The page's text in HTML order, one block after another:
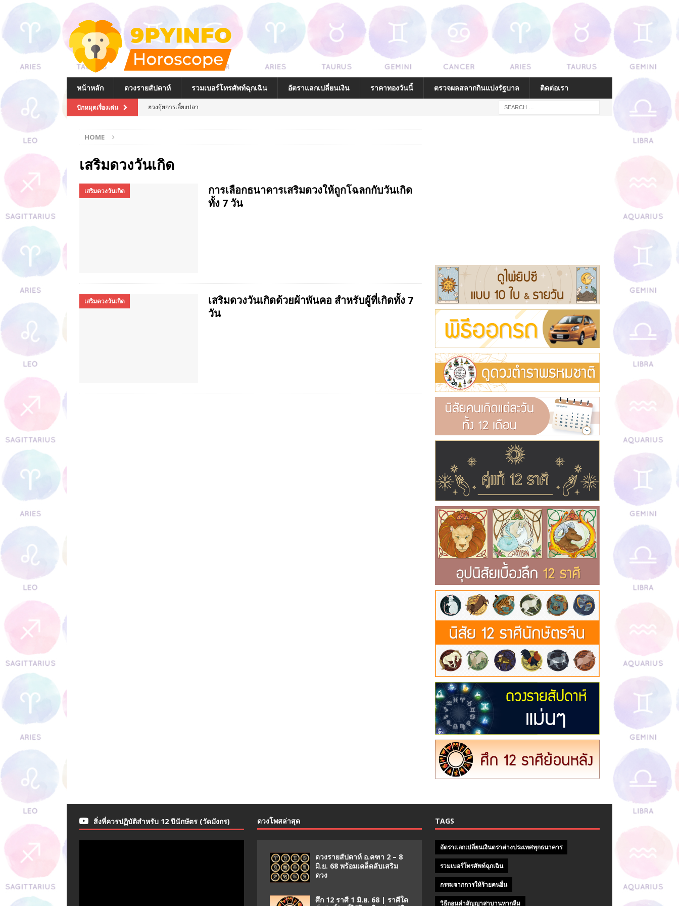
หน้าหลัก ดวงรายสัปดาห์ รวมเบอร์โทรศัพท์ฉุกเฉิน อัตราแลกเปลี่ยนเงิน ราคาทองวันนี้ ตรวจผลสลากกินแบ่งรัฐบาล ติดต่อเรา
ปักหมุดเรื่องเด่น
ฮวงจุ้ยการเลี้ยงปลา
วิธีไหว้พระพิฆเนศที่ถูกต้อง
การเลือกกระเป๋าสตางค์ให้ถูกโฉลกกับตัวคุณ
HOME
เสริมดวงวันเกิด
เสริมดวงวันเกิด
การเลือกธนาคารเสริมดวงให้ถูกโฉลกกับวันเกิด
ทั้ง 7 วัน
เสริมดวงวันเกิด
เสริมดวงวันเกิดด้วยผ้าพันคอ สำหรับผู้ที่เกิดทั้ง 7
วัน
สิ่งที่ควรปฏิบัติสำหรับ 12 ปีนักษัตร (วัดมังกร) ดวงโพสล่าสุด
ดวงรายสัปดาห์ อ.คฑา 2 – 8
มิ.ย. 68 พร้อมเคล็ดลับเสริม
ดวง
ศึก 12 ราศี 1 มิ.ย. 68 | ราศีใด
TAGS
อัตราแลกเปลี่ยนเงินตราต่างประเทศทุกธนาคาร
รวมเบอร์โทรศัพท์ฉุกเฉิน
กรรมจากการให้ร้ายคนอื่น
วิธีถอนคําสัญญาสาบานหากลืม